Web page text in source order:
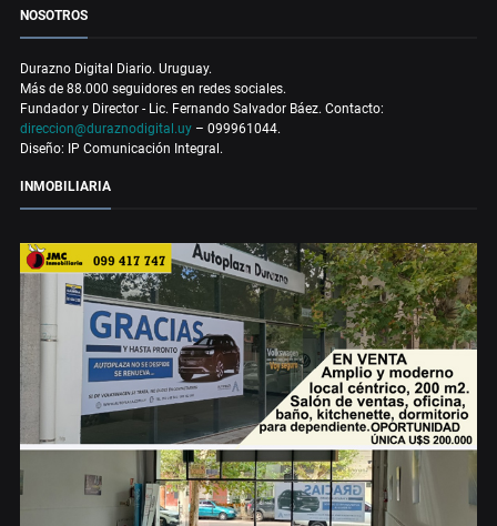
NOSOTROS
Durazno Digital Diario. Uruguay.
Más de 88.000 seguidores en redes sociales.
Fundador y Director - Lic. Fernando Salvador Báez. Contacto:
direccion@duraznodigital.uy – 099961044.
Diseño: IP Comunicación Integral.
INMOBILIARIA